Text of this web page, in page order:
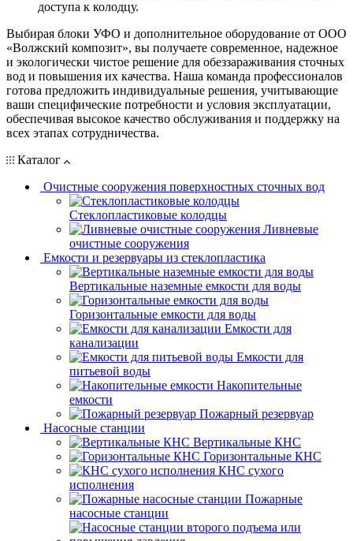
доступа к колодцу.
Выбирая блоки УФО и дополнительное оборудование от ООО
«Волжский композит», вы получаете современное, надежное
и экологически чистое решение для обеззараживания сточных
вод и повышения их качества. Наша команда профессионалов
готова предложить индивидуальные решения, учитывающие
ваши специфические потребности и условия эксплуатации,
обеспечивая высокое качество обслуживания и поддержку на
всех этапах сотрудничества.
Каталог
Очистные сооружения поверхностных сточных вод
Стеклопластиковые колодцы
Ливневые
очистные сооружения
Емкости и резервуары из стеклопластика
Вертикальные наземные емкости для воды
Горизонтальные емкости для воды
Емкости для
канализации
Емкости для
питьевой воды
Накопительные
емкости
Пожарный резервуар
Насосные станции
Вертикальные КНС
Горизонтальные КНС
КНС сухого
исполнения
Пожарные
насосные станции